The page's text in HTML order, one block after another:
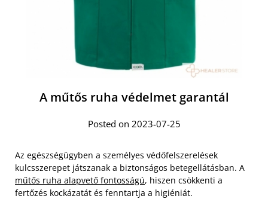
A műtős ruha védelmet garantál
Posted on 2023-07-25
Az egészségügyben a személyes védőfelszerelések
kulcsszerepet játszanak a biztonságos betegellátásban. A
műtős ruha alapvető fontosságú, hiszen csökkenti a
fertőzés kockázatát és fenntartja a higiéniát.